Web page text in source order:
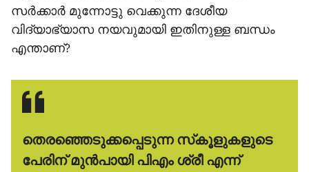
സര്‍ക്കാര്‍ മുന്നോട്ടു വെക്കുന്ന ദേശീയ
വിദ്യാഭ്യാസ നയവുമായി ഇതിനുള്ള ബന്ധം
എന്താണ്?
തെരഞ്ഞെടുക്കപ്പെടുന്ന സ്‌കൂളുകളുടെ
പേരിന് മുന്‍പായി പിഎം ശ്രീ എന്ന്